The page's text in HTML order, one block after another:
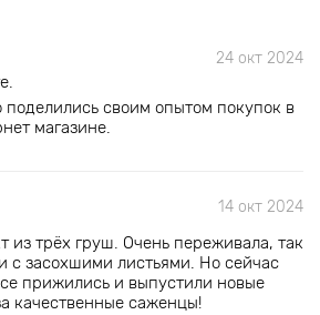
24 окт 2024
поделились своим опытом покупок в
магазине.
14 окт 2024
из трёх груш. Очень переживала, так
с засохшими листьями. Но сейчас
прижились и выпустили новые
качественные саженцы!